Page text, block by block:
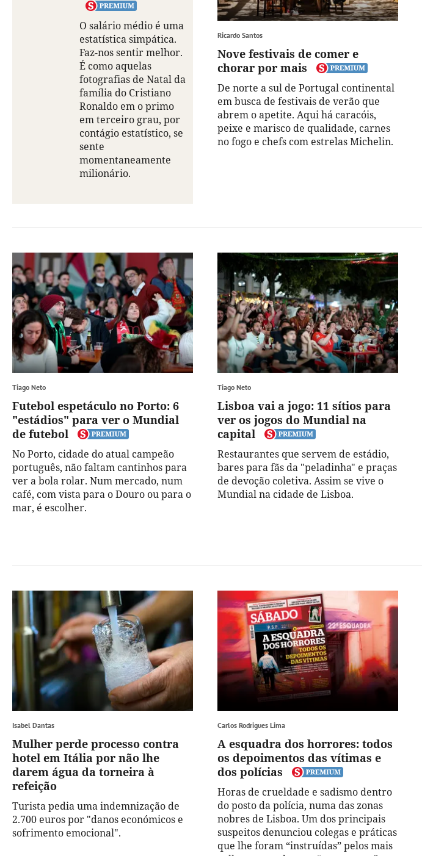
O salário médio é uma
estatística simpática.
Faz-nos sentir melhor.
É como aquelas
fotografias de Natal da
família do Cristiano
Ronaldo em o primo
em terceiro grau, por
contágio estatístico, se
sente
momentaneamente
milionário.
Ricardo Santos
Nove festivais de comer e
chorar por mais
De norte a sul de Portugal continental
em busca de festivais de verão que
abrem o apetite. Aqui há caracóis,
peixe e marisco de qualidade, carnes
no fogo e chefs com estrelas Michelin.
Tiago Neto
Futebol espetáculo no Porto: 6
"estádios" para ver o Mundial
de futebol
No Porto, cidade do atual campeão
português, não faltam cantinhos para
ver a bola rolar. Num mercado, num
café, com vista para o Douro ou para o
mar, é escolher.
Tiago Neto
Lisboa vai a jogo: 11 sítios para
ver os jogos do Mundial na
capital
Restaurantes que servem de estádio,
bares para fãs da "peladinha" e praças
de devoção coletiva. Assim se vive o
Mundial na cidade de Lisboa.
Isabel Dantas
Mulher perde processo contra
hotel em Itália por não lhe
darem água da torneira à
refeição
Turista pedia uma indemnização de
2.700 euros por "danos económicos e
sofrimento emocional".
Carlos Rodrigues Lima
A esquadra dos horrores: todos
os depoimentos das vítimas e
dos polícias
Horas de crueldade e sadismo dentro
do posto da polícia, numa das zonas
nobres de Lisboa. Um dos principais
suspeitos denunciou colegas e práticas
que lhe foram “instruídas” pelos mais